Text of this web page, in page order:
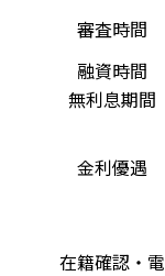
審査時間
融資時間
無利息期間
金利優遇
在籍確認・電